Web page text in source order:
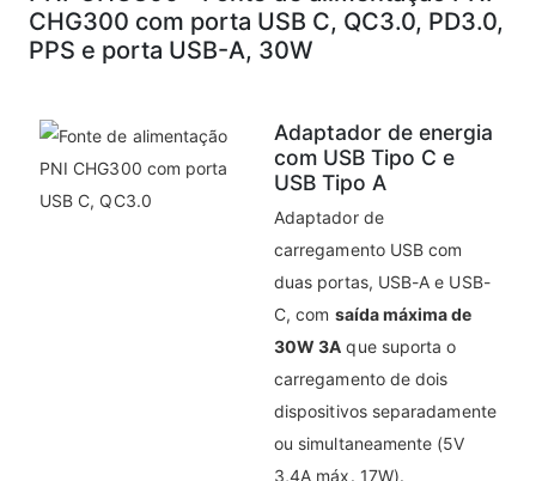
CHG300 com porta USB C, QC3.0, PD3.0,
PPS e porta USB-A, 30W
Adaptador de energia
com USB Tipo C e
USB Tipo A
Adaptador de
carregamento USB com
duas portas, USB-A e USB-
C, com saída máxima de
30W 3A que suporta o
carregamento de dois
dispositivos separadamente
ou simultaneamente (5V
3,4A máx. 17W).